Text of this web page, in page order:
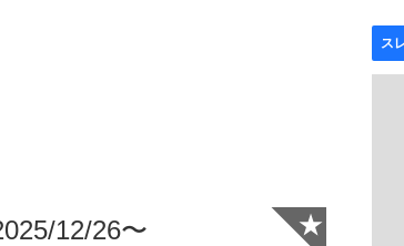
12/26〜 ★